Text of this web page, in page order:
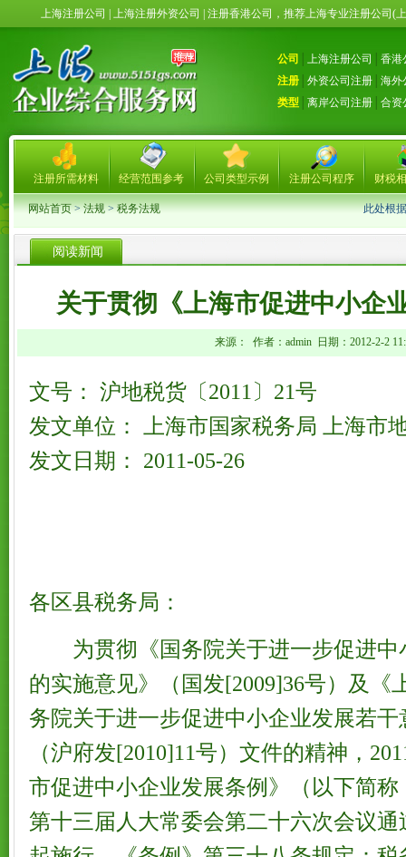
上海注册公司 | 上海注册外资公司 | 注册香港公司，推荐上海专业注册
公司 上海注册公司
香港
注册
外资公司注册
海外
类型
离岸公司注册 合资
注册所需材料 经营范围参考 公司类型示例 注册公司程序 财税
网站首页>法规>税务法规 此处根
阅读新闻
关于贯彻《上海市促进中小企
来源： 作者：admin 日期：2012-2-2
文号： 沪地税货〔2011〕21号
发文单位： 上海市国家税务局 上海市
发文日期： 2011-05-26
各区县税务局：
为贯彻《国务院关于进一步促进中
的实施意见》（国发[2009]36号）及《
务院关于进一步促进中小企业发展若
（沪府发[2010]11号）文件的精神，
市促进中小企业发展条例》（以下简
第十三届人大常委会第二十六次会议通